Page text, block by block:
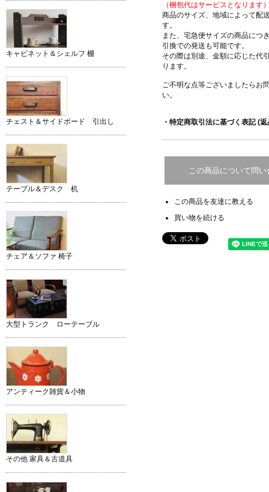
（梱包代はサービスとなります
商品のサイズ、地域によって配
す。
また、宅急便サイズの商品につ
引換での発送も可能です。
その際は別途、金額に応じた代
ります。
ご不明な点等ございましたらお
い。
・特定商取引法に基づく表記 (
この商品について問
この商品を友達に教える
買い物を続ける
キャビネット＆シェルフ 棚
チェスト＆サイドボード 引出し
テーブル＆デスク 机
チェア＆ソファ 椅子
大型トランク ローテーブル
アンティーク雑貨＆小物
その他 家具＆古道具